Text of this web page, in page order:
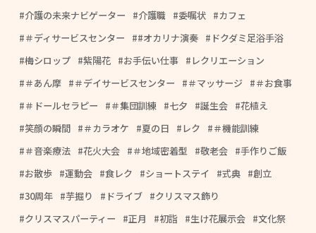
介護の未来ナビゲーター 介護職 委嘱状
カフェ
＃ディサービスセンター
#オカリナ演奏
ドクダミ足浴手浴
梅シロップ
紫陽花 お手伝い仕事
レクリエーション
＃あん摩
＃デイサービスセンター ＃マッサージ
＃お食事
＃ドールセラピー
＃集団訓練 七夕 誕生会
花植え
笑顔の瞬間
＃カラオケ 夏の日 レク
＃機能訓練
＃音楽療法
花火大会 ＃地域密着型 敬老会
手作りご飯
お散歩
運動会 食レク ショートステイ 式典
創立
30周年
芋掘り ドライブ
クリスマス飾り
クリスマスパーティー
正月 初詣 生け花展示会
文化祭